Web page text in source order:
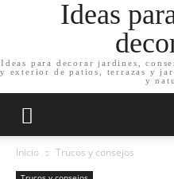
Ideas
Ideas para decorar jardines,
y exterior de patios, terrazas y
y
Inicio Trucos y consejos